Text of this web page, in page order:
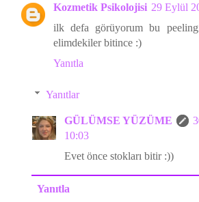
Kozmetik Psikolojisi 29 Eylül
ilk defa görüyorum bu
elimdekiler bitince :)
Yanıtla
Yanıtlar
GÜLÜMSE YÜZÜME
10:03
Evet önce stokları bitir :))
Yanıtla